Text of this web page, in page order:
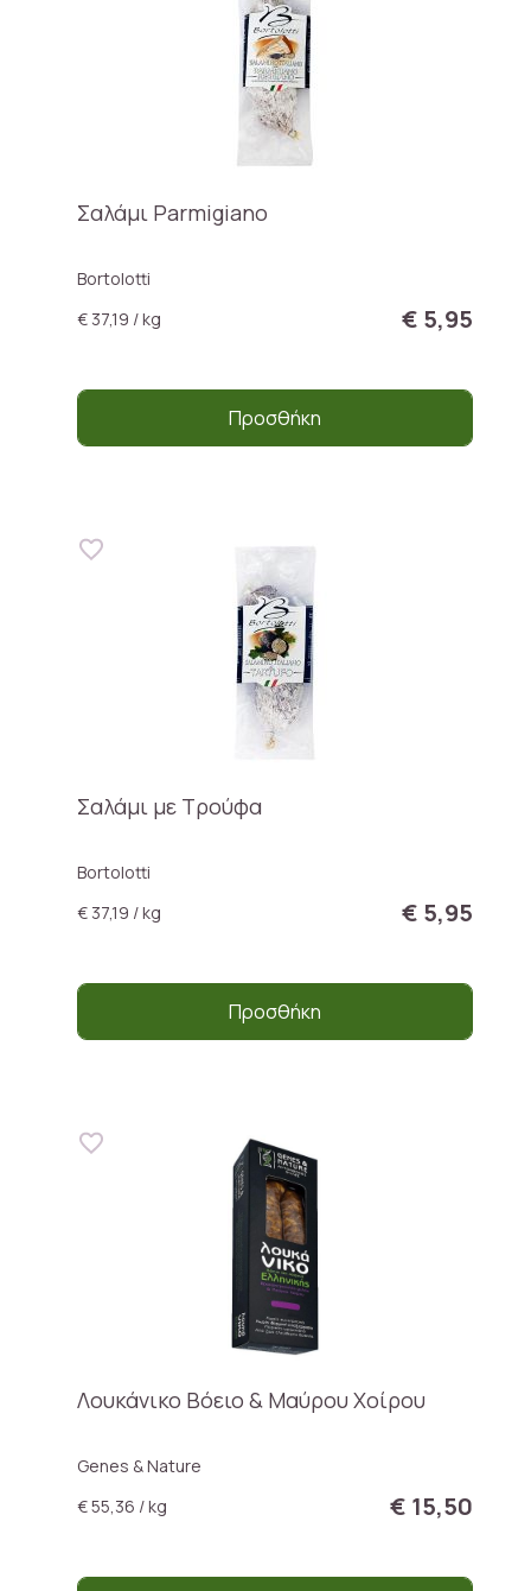
Σαλάμι Parmigiano
Bortolotti
€ 37,19 / kg
€ 5,95
Προσθήκη
Σαλάμι με Τρούφα
Bortolotti
€ 37,19 / kg
€ 5,95
Προσθήκη
Λουκάνικο Βόειο & Μαύρου Χοίρου
Genes & Nature
€ 55,36 / kg
€ 15,50